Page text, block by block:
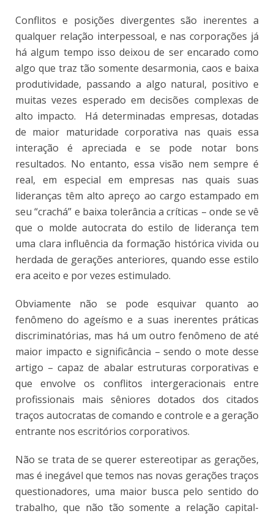
Conflitos e posições divergentes são inerentes a
qualquer relação interpessoal, e nas corporações já
há algum tempo isso deixou de ser encarado como
algo que traz tão somente desarmonia, caos e baixa
produtividade, passando a algo natural, positivo e
muitas vezes esperado em decisões complexas de
alto impacto. Há determinadas empresas, dotadas
de maior maturidade corporativa nas quais essa
interação é apreciada e se pode notar bons
resultados. No entanto, essa visão nem sempre é
real, em especial em empresas nas quais suas
lideranças têm alto apreço ao cargo estampado em
seu “crachá” e baixa tolerância a críticas – onde se vê
que o molde autocrata do estilo de liderança tem
uma clara influência da formação histórica vivida ou
herdada de gerações anteriores, quando esse estilo
era aceito e por vezes estimulado.
Obviamente não se pode esquivar quanto ao
fenômeno do ageísmo e a suas inerentes práticas
discriminatórias, mas há um outro fenômeno de até
maior impacto e significância – sendo o mote desse
artigo – capaz de abalar estruturas corporativas e
que envolve os conflitos intergeracionais entre
profissionais mais sêniores dotados dos citados
traços autocratas de comando e controle e a geração
entrante nos escritórios corporativos.
Não se trata de se querer estereotipar as gerações,
mas é inegável que temos nas novas gerações traços
questionadores, uma maior busca pelo sentido do
trabalho, que não tão somente a relação capital-